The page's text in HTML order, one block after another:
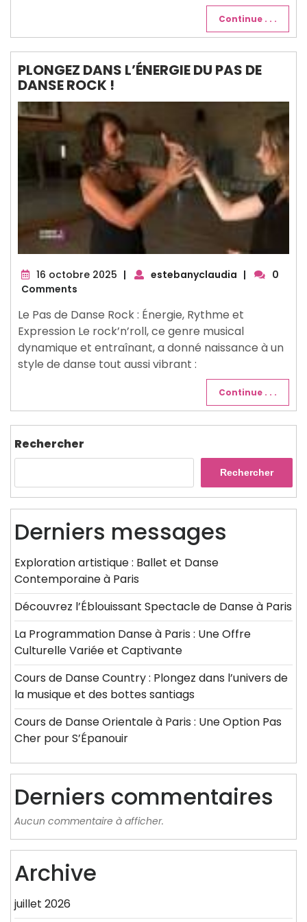
Continue . . .
PLONGEZ DANS L’ÉNERGIE DU PAS DE
DANSE ROCK !
16 octobre 2025 16| estebanyclaudia |
0
Comments
Le Pas de Danse Rock : Énergie, Rythme et
Expression Le rock’n’roll, ce genre musical
dynamique et entraînant, a donné naissance à un
style de danse tout aussi vibrant :
Continue . . .
Rechercher
Rechercher
Derniers messages
Exploration artistique : Ballet et Danse
Contemporaine à Paris
Découvrez l’Éblouissant Spectacle de Danse à Paris
La Programmation Danse à Paris : Une Offre
Culturelle Variée et Captivante
Cours de Danse Country : Plongez dans l’univers de
la musique et des bottes santiags
Cours de Danse Orientale à Paris : Une Option Pas
Cher pour S’Épanouir
Derniers commentaires
Aucun commentaire à afficher.
Archive
juillet 2026